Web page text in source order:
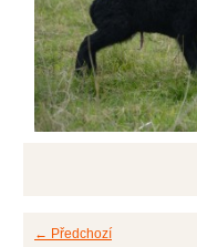
← Předchozí